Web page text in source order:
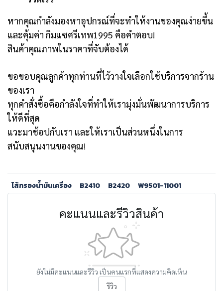
หากคุณกำลังมองหาอุปกรณ์ที่จะทำให้งานของคุณง่ายขึ้น
และคุ้มค่า กิมแซศรีเทพ1995 คือคำตอบ!
สินค้าคุณภาพในราคาที่จับต้องได้
ขอขอบคุณลูกค้าทุกท่านที่ไว้วางใจเลือกใช้บริการจากร้าน
ของเรา
ทุกคำสั่งซื้อคือกำลังใจที่ทำให้เรามุ่งมั่นพัฒนาการบริการ
ให้ดีที่สุด
แวะมาช้อปกับเรา และให้เราเป็นส่วนหนึ่งในการ
สนับสนุนงานของคุณ!
ไส้กรองน้ำมันเครื่อง B2410 B2420 W9501-11001
คะแนนและรีวิวสินค้า
ยังไม่มีคะแนนและรีวิว เป็นคนแรกที่แสดงความคิดเห็น
รีวิว